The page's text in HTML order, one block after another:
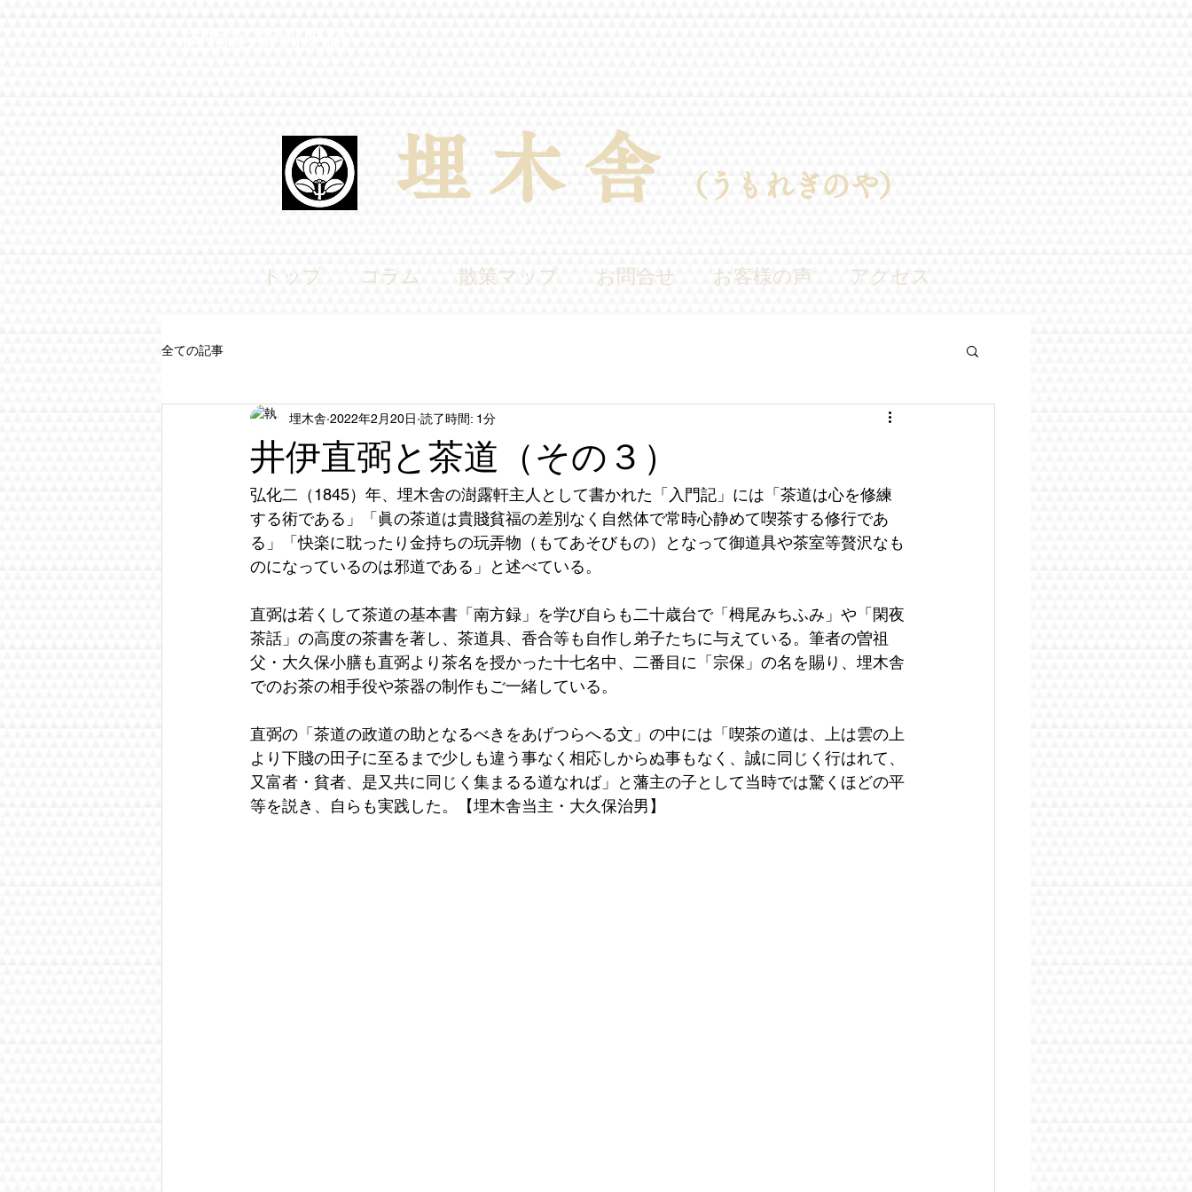
埋​木舎 （うもれぎのや）
トップ コラム 散策マップ お問合せ お客様の声 アクセス
全ての記事
井伊直弼と茶道（その３）
埋木舎 2022年2月20日 読了時間: 1分
弘化二（1845）年、埋木舎の澍露軒主人として書かれた「入門記」には「茶道は心を修練
する術である」「眞の茶道は貴賤貧福の差別なく自然体で常時心静めて喫茶する修行であ
る」「快楽に耽ったり金持ちの玩弄物（もてあそびもの）となって御道具や茶室等贅沢なも
のになっているのは邪道である」と述べている。
直弼は若くして茶道の基本書「南方録」を学び自らも二十歳台で「栂尾みちふみ」や「閑夜
茶話」の高度の茶書を著し、茶道具、香合等も自作し弟子たちに与えている。筆者の曽祖
父・大久保小膳も直弼より茶名を授かった十七名中、二番目に「宗保」の名を賜り、埋木舎
でのお茶の相手役や茶器の制作もご一緒している。
直弼の「茶道の政道の助となるべきをあげつらへる文」の中には「喫茶の道は、上は雲の上
より下賤の田子に至るまで少しも違う事なく相応しからぬ事もなく、誠に同じく行はれて、
又富者・貧者、是又共に同じく集まるる道なれば」と藩主の子として当時では驚くほどの平
等を説き、自らも実践した。【埋木舎当主・大久保治男】